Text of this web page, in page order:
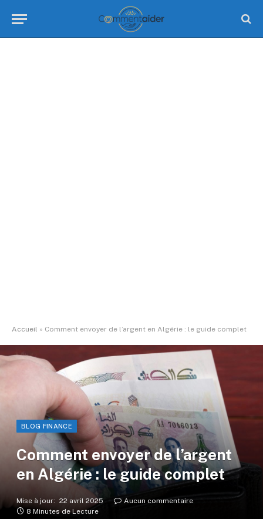
Accueil » Comment envoyer de l’argent en Algérie : le guide complet
BLOG FINANCE
Comment envoyer de l’argent
en Algérie : le guide complet
Mise à jour: 22 avril 2025
Aucun commentaire
8 Minutes de Lecture